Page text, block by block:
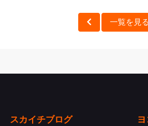
一覧を見る
スカイチブログ